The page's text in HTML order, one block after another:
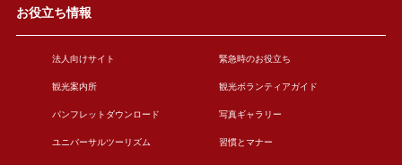
お役立ち情報
法人向けサイト 緊急時のお役立ち
観光案内所 観光ボランティアガイド
パンフレットダウンロード 写真ギャラリー
ユニバーサルツーリズム 習慣とマナー